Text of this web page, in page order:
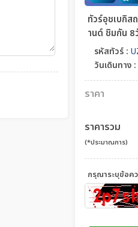
ทัวร์อุชเบกิส
านด์ ชิมกัน
รหัสทัวร์ :
วันเดินทาง :
ราคา
ราคารวม
(*ประมาณการ)
กรุณาระบุข้อค